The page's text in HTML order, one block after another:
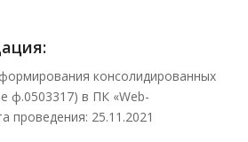
консолидированных
ф.0503317) в ПК «Web-
проведения: 25.11.2021